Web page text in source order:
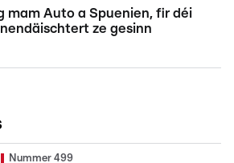
mam Auto a Spuenien, fir déi
ze gesinn
Nummer 499